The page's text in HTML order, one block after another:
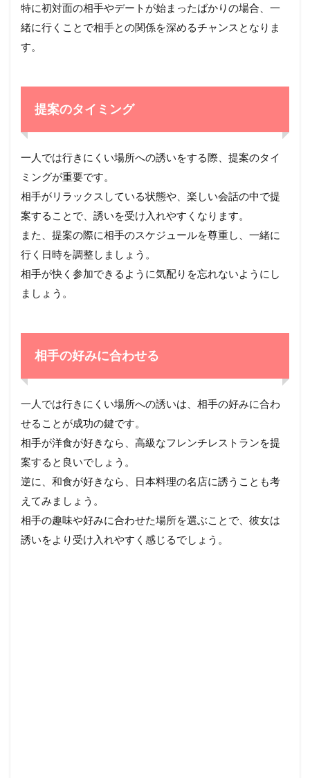
特に初対面の相手やデートが始まったばかりの場合、一
緒に行くことで相手との関係を深めるチャンスとなりま
す。
提案のタイミング
一人では行きにくい場所への誘いをする際、提案のタイ
ミングが重要です。
相手がリラックスしている状態や、楽しい会話の中で提
案することで、誘いを受け入れやすくなります。
また、提案の際に相手のスケジュールを尊重し、一緒に
行く日時を調整しましょう。
相手が快く参加できるように気配りを忘れないようにし
ましょう。
相手の好みに合わせる
一人では行きにくい場所への誘いは、相手の好みに合わ
せることが成功の鍵です。
相手が洋食が好きなら、高級なフレンチレストランを提
案すると良いでしょう。
逆に、和食が好きなら、日本料理の名店に誘うことも考
えてみましょう。
相手の趣味や好みに合わせた場所を選ぶことで、彼女は
誘いをより受け入れやすく感じるでしょう。